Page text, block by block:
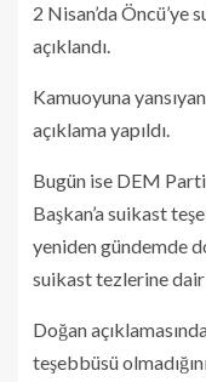
2 Nisan’da
açıklandı.
Kamuoyuna
açıklama yapıldı.
Bugün ise DEM
Başkan’a suikast
yeniden gündemde
suikast tezlerine dair
Doğan
teşebbüsü